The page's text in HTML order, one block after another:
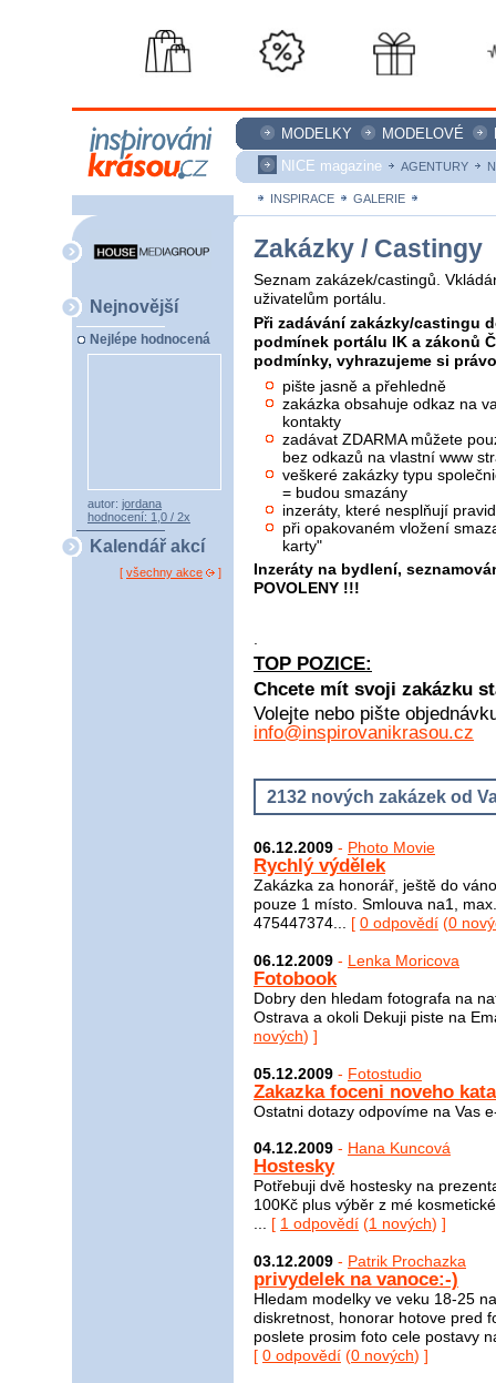
MODELKY MODELOVÉ
NICE magazine
AGENTURY
INSPIRACE GALERIE
Nejnovější
Nejlépe hodnocená
autor: jordana
hodnocení: 1,0 / 2x
Kalendář akcí
[ všechny akce ]
Zakázky / Castingy
Seznam zakázek/castingů.
uživatelům portálu.
Při zadávání zakázky/castingu
podmínek portálu IK a zákonů
podmínky, vyhrazujeme si
pište jasně a přehledně
zakázka obsahuje odkaz na
kontakty
zadávat ZDARMA můžete
bez odkazů na vlastní www
veškeré zakázky typu
= budou smazány
inzeráty, které nesplňují
při opakovaném vložení
karty"
Inzeráty na bydlení,
POVOLENY !!!
TOP POZICE:
Chcete mít svoji zakázku
Volejte nebo pište
info@inspirovanikrasou.cz
2132 nových zakázek od
06.12.2009 - Photo Movie
Rychlý výdělek
Zakázka za honorář, ještě do
pouze 1 místo. Smlouva na1,
475447374... [ 0 odpovědí (0
06.12.2009 - Lenka Moricova
Fotobook
Dobry den hledam fotografa na
Ostrava a okoli Dekuji piste na
nových) ]
05.12.2009 - Fotostudio
Zakazka foceni noveho
Ostatni dotazy odpovíme na Vas
04.12.2009 - Hana Kuncová
Hostesky
Potřebuji dvě hostesky na
100Kč plus výběr z mé
... [ 1 odpovědí (1 nových) ]
03.12.2009 - Patrik Prochazka
privydelek na vanoce:-)
Hledam modelky ve veku 18-25
diskretnost, honorar hotove pred
poslete prosim foto cele postavy
[ 0 odpovědí (0 nových) ]